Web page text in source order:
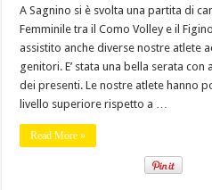
A Sagnino si è svolta una partita di
Femminile tra il Como Volley e il
assistito anche diverse nostre atlete
genitori. E’ stata una bella serata
dei presenti. Le nostre atlete hanno
livello superiore rispetto a …
Read More »